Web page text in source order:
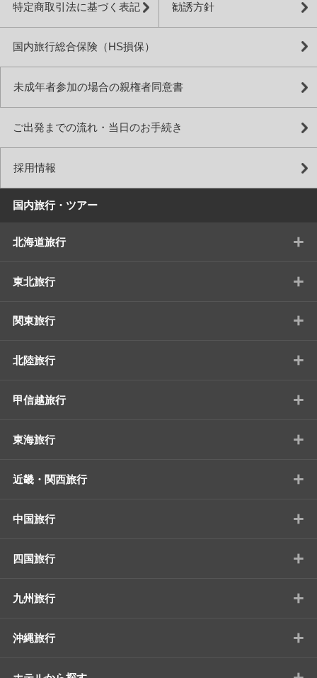
特定商取引法に基づく表記 勧誘方針
国内旅行総合保険（HS損保）
未成年者参加の場合の親権者同意書
ご出発までの流れ・当日のお手続き
採用情報
国内旅行・ツアー
北海道旅行 +
東北旅行 +
関東旅行 +
北陸旅行 +
甲信越旅行 +
東海旅行 +
近畿・関西旅行 +
中国旅行 +
四国旅行 +
九州旅行 +
沖縄旅行 +